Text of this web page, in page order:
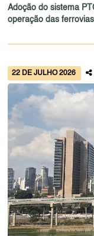
Adoção do sistema
operação das ferrovias
22 DE JULHO 2026